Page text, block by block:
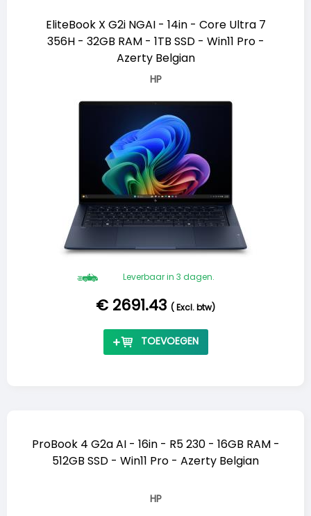
EliteBook X G2i NGAI - 14in - Core Ultra 7
356H - 32GB RAM - 1TB SSD - Win11 Pro -
Azerty Belgian
HP
Leverbaar in 3 dagen.
€ 2691.43 ( Excl. btw)
TOEVOEGEN
ProBook 4 G2a AI - 16in - R5 230 - 16GB RAM -
512GB SSD - Win11 Pro - Azerty Belgian
HP